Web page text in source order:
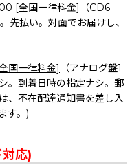
[全国一律料金]
（CD6
先払い。対面でお届けし、
国一律料金]
（アナログ盤1
。到着日時の指定ナシ。郵
、不在配達通知書を差し入
す。)
応)